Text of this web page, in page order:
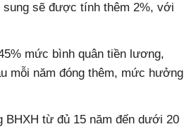
sung sẽ được tính thêm 2%, với
mức bình quân tiền lương,
mỗi năm đóng thêm, mức hưởng
BHXH từ đủ 15 năm đến dưới 20